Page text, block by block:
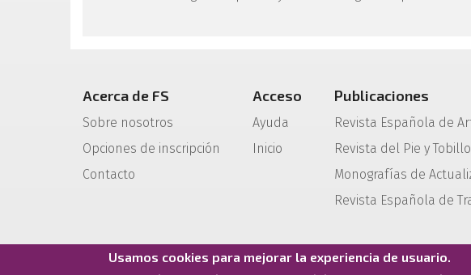
Acerca de FS
Sobre nosotros
Opciones de inscripción
Contacto
Acceso
Ayuda
Inicio
Publicaciones
Revista Española de
Revista del Pie y Tobillo
Monografías de
Revista Española de
Usamos cookies para mejorar la experiencia de usuario.